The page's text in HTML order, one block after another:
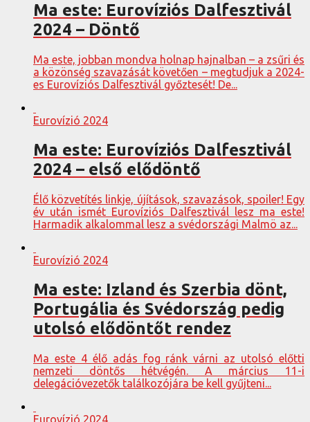
Ma este: Eurovíziós Dalfesztivál
2024 – Döntő
Ma este, jobban mondva holnap hajnalban – a zsűri és
a közönség szavazását követően – megtudjuk a 2024-
es Eurovíziós Dalfesztivál győztesét! De...
Eurovízió 2024
Ma este: Eurovíziós Dalfesztivál
2024 – első elődöntő
Élő közvetítés linkje, újítások, szavazások, spoiler! Egy
év után ismét Eurovíziós Dalfesztivál lesz ma este!
Harmadik alkalommal lesz a svédországi Malmö az...
Eurovízió 2024
Ma este: Izland és Szerbia dönt,
Portugália és Svédország pedig
utolsó elődöntőt rendez
Ma este 4 élő adás fog ránk várni az utolsó előtti
nemzeti döntős hétvégén. A március 11-i
delegációvezetők találkozójára be kell gyűjteni...
Eurovízió 2024